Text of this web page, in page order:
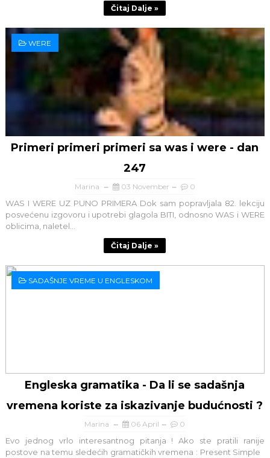
Čitaj Dalje »
WERE
Primeri primeri primeri sa was i were - dan
247
Marina 03 November 0
WAS I WERE UZ PUNO PRIMERA Dok sam popravljala 82. lekciju
posvećenu izgovoru i upotrebi glagola BITI, odnosno WAS i WERE
oblicima, naletel...
Čitaj Dalje »
SADAŠNJE VREME U ENGLESKOM
Engleska gramatika - Da li se sadašnja
vremena koriste za iskazivanje budućnosti ?
Marina 06 April 0
Evo jednog vrlo interesantnog pitanja ! Ako ste pratili ranije
postove na temu sledećih gramatičkih vremena : Present Simple